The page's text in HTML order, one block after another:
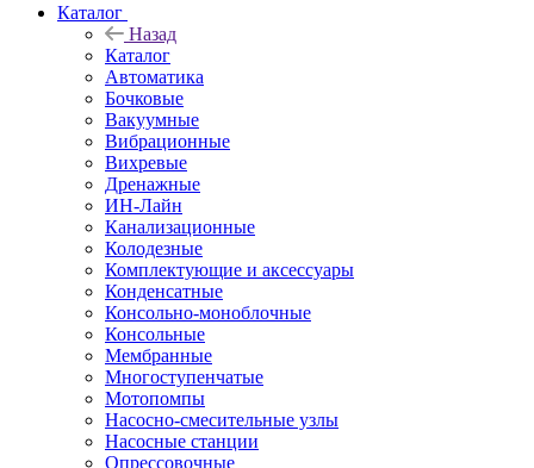
Каталог
Назад
Каталог
Автоматика
Бочковые
Вакуумные
Вибрационные
Вихревые
Дренажные
ИН-Лайн
Канализационные
Колодезные
Комплектующие и аксессуары
Конденсатные
Консольно-моноблочные
Консольные
Мембранные
Многоступенчатые
Мотопомпы
Насосно-смесительные узлы
Насосные станции
Опрессовочные